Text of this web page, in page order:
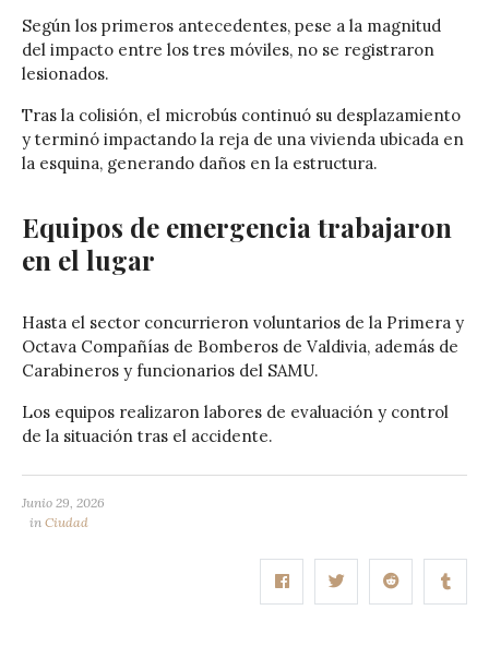
Según los primeros antecedentes, pese a la magnitud
del impacto entre los tres móviles, no se registraron
lesionados.
Tras la colisión, el microbús continuó su desplazamiento
y terminó impactando la reja de una vivienda ubicada en
la esquina, generando daños en la estructura.
Equipos de emergencia trabajaron
en el lugar
Hasta el sector concurrieron voluntarios de la Primera y
Octava Compañías de Bomberos de Valdivia, además de
Carabineros y funcionarios del SAMU.
Los equipos realizaron labores de evaluación y control
de la situación tras el accidente.
Junio 29, 2026
in Ciudad